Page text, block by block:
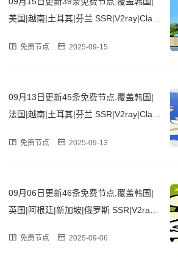
美国|越南|土耳其|芬兰 SSR|V2ray|Clas
免费节点 2025-09-15
09月13日更新45条免费节点,覆盖韩国|
法国|越南|土耳其|芬兰 SSR|V2ray|Clas
免费节点 2025-09-13
09月06日更新46条免费节点,覆盖韩国|
英国|阿根廷|新加坡|俄罗斯 SSR|V2ray|
免费节点 2025-09-06